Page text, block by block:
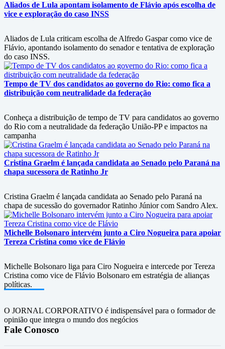
Aliados de Lula apontam isolamento de Flávio após escolha de
vice e exploração do caso INSS
Aliados de Lula criticam escolha de Alfredo Gaspar como vice de
Flávio, apontando isolamento do senador e tentativa de exploração
do caso INSS.
Tempo de TV dos candidatos ao governo do Rio: como fica a
distribuição com neutralidade da federação
Conheça a distribuição de tempo de TV para candidatos ao governo
do Rio com a neutralidade da federação União-PP e impactos na
campanha
Cristina Graelm é lançada candidata ao Senado pelo Paraná na
chapa sucessora de Ratinho Jr
Cristina Graelm é lançada candidata ao Senado pelo Paraná na
chapa de sucessão do governador Ratinho Júnior com Sandro Alex.
Michelle Bolsonaro intervém junto a Ciro Nogueira para apoiar
Tereza Cristina como vice de Flávio
Michelle Bolsonaro liga para Ciro Nogueira e intercede por Tereza
Cristina como vice de Flávio Bolsonaro em estratégia de alianças
políticas.
O JORNAL CORPORATIVO é indispensável para o formador de
opinião que integra o mundo dos negócios
Fale Conosco